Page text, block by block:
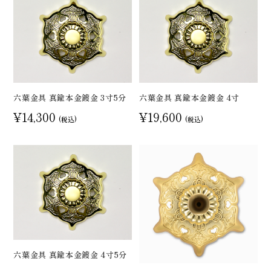
六葉金具 真鍮本金鍍金 3寸5分
¥14,300 (税込)
六葉金具 真鍮本金鍍金 4寸
¥19,600 (税込)
六葉金具 真鍮本金鍍金 4寸5分